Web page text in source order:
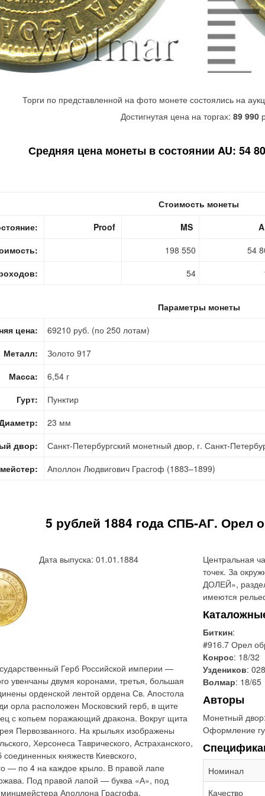
Торги по представленной на фото монете состоялись на
Достигнутая цена на торгах: 89 990
Средняя цена монеты в состоянии AU: 54
Стоимость монеты
Proof MS
198 550
54
54
Параметры монеты
цена:
69210 руб. (по 250 лотам)
Металл:
Золото 917
Масса:
6,54 г
Гурт:
Пунктир
23 мм
двор:
Санкт-Петербургский монетный двор, г. Санкт-
Аполлон Людвигович Грасгоф (1883–1899)
5 рублей 1884 года СПБ-АГ. Орел
Дата выпуска: 01.01.1884
Герб Российской империи —
увенчаны двумя коронами, третья, большая
орденской лентой ордена Св. Апостола
орла расположен Московский герб, в щите
с копьем поражающий дракона. Вокруг щита
Первозванного. На крыльях изображены
Херсонеса Таврического, Астраханского,
соединенных княжеств Киевского,
— по 4 на каждое крыло. В правой лапе
Под правой лапой — буква «А», под
Аполлона Грасгофа.
Центральная
точек. За
ДОЛЕЙ»,
имеются
Биткин:
#916.7 Орел
Конрос: 18/32
Уздеников:
Волмар: 18/65
Авторы
Монетный
Оформление
Номинал
Качество